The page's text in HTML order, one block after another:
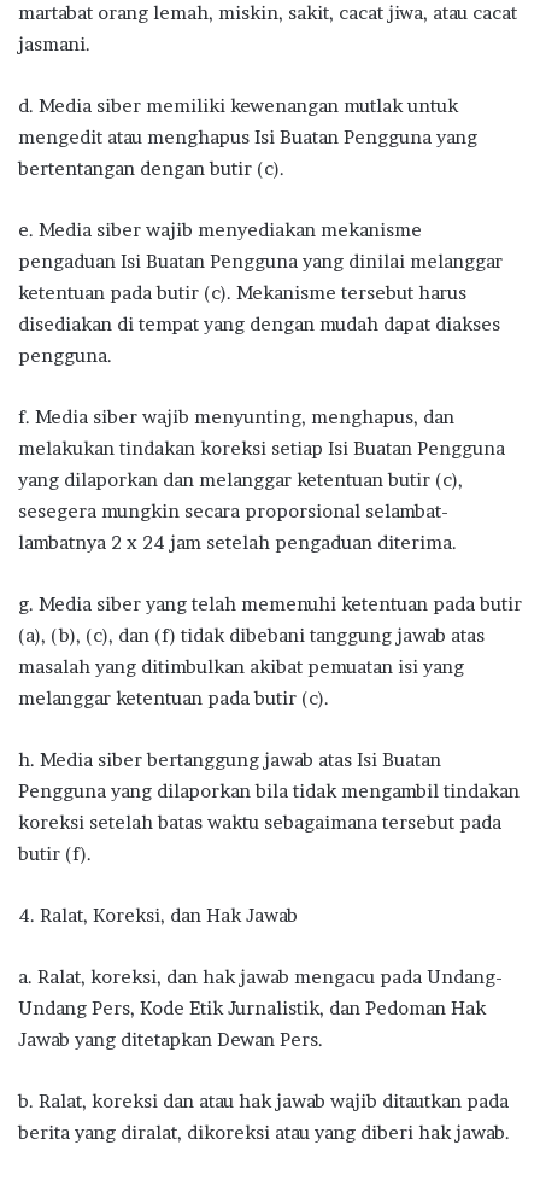
martabat orang lemah, miskin, sakit, cacat jiwa, atau cacat
jasmani.
d. Media siber memiliki kewenangan mutlak untuk
mengedit atau menghapus Isi Buatan Pengguna yang
bertentangan dengan butir (c).
e. Media siber wajib menyediakan mekanisme
pengaduan Isi Buatan Pengguna yang dinilai melanggar
ketentuan pada butir (c). Mekanisme tersebut harus
disediakan di tempat yang dengan mudah dapat diakses
pengguna.
f. Media siber wajib menyunting, menghapus, dan
melakukan tindakan koreksi setiap Isi Buatan Pengguna
yang dilaporkan dan melanggar ketentuan butir (c),
sesegera mungkin secara proporsional selambat-
lambatnya 2 x 24 jam setelah pengaduan diterima.
g. Media siber yang telah memenuhi ketentuan pada butir
(a), (b), (c), dan (f) tidak dibebani tanggung jawab atas
masalah yang ditimbulkan akibat pemuatan isi yang
melanggar ketentuan pada butir (c).
h. Media siber bertanggung jawab atas Isi Buatan
Pengguna yang dilaporkan bila tidak mengambil tindakan
koreksi setelah batas waktu sebagaimana tersebut pada
butir (f).
4. Ralat, Koreksi, dan Hak Jawab
a. Ralat, koreksi, dan hak jawab mengacu pada Undang-
Undang Pers, Kode Etik Jurnalistik, dan Pedoman Hak
Jawab yang ditetapkan Dewan Pers.
b. Ralat, koreksi dan atau hak jawab wajib ditautkan pada
berita yang diralat, dikoreksi atau yang diberi hak jawab.